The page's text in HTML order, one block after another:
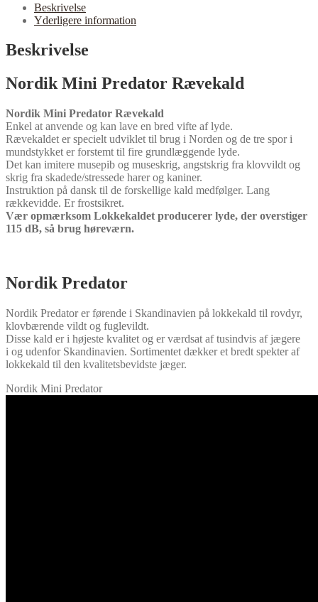
Beskrivelse
Yderligere information
Beskrivelse
Nordik Mini Predator Rævekald
Nordik Mini Predator Rævekald
Enkel at anvende og kan lave en bred vifte af lyde.
Rævekaldet er specielt udviklet til brug i Norden og de tre spor i
mundstykket er forstemt til fire grundlæggende lyde.
Det kan imitere musepib og museskrig, angstskrig fra klovvildt og
skrig fra skadede/stressede harer og kaniner.
Instruktion på dansk til de forskellige kald medfølger. Lang
rækkevidde. Er frostsikret.
Vær opmærksom Lokkekaldet producerer lyde, der overstiger
115 dB, så brug høreværn.
Nordik Predator
Nordik Predator er førende i Skandinavien på lokkekald til rovdyr,
klovbærende vildt og fuglevildt.
Disse kald er i højeste kvalitet og er værdsat af tusindvis af jægere
i og udenfor Skandinavien. Sortimentet dækker et bredt spekter af
lokkekald til den kvalitetsbevidste jæger.
Nordik Mini Predator